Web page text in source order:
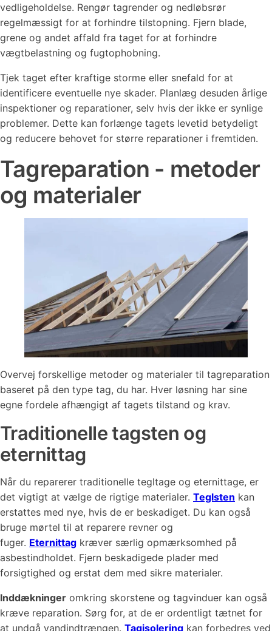
vedligeholdelse. Rengør tagrender og nedløbsrør
regelmæssigt for at forhindre tilstopning. Fjern blade,
grene og andet affald fra taget for at forhindre
vægtbelastning og fugtophobning.
Tjek taget efter kraftige storme eller snefald for at
identificere eventuelle nye skader. Planlæg desuden årlige
inspektioner og reparationer, selv hvis der ikke er synlige
problemer. Dette kan forlænge tagets levetid betydeligt
og reducere behovet for større reparationer i fremtiden.
Tagreparation - metoder
og materialer
Overvej forskellige metoder og materialer til tagreparation
baseret på den type tag, du har. Hver løsning har sine
egne fordele afhængigt af tagets tilstand og krav.
Traditionelle tagsten og
eternittag
Når du reparerer traditionelle tegltage og eternittage, er
det vigtigt at vælge de rigtige materialer. Teglsten kan
erstattes med nye, hvis de er beskadiget. Du kan også
bruge mørtel til at reparere revner og
fuger. Eternittag kræver særlig opmærksomhed på
asbestindholdet. Fjern beskadigede plader med
forsigtighed og erstat dem med sikre materialer.
Inddækninger omkring skorstene og tagvinduer kan også
kræve reparation. Sørg for, at de er ordentligt tætnet for
at undgå vandindtrængen. Tagisolering kan forbedres ved